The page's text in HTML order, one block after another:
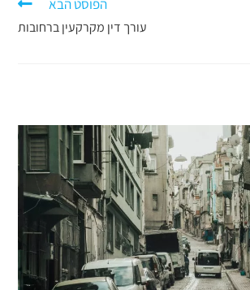
הפוסט הבא
עורך דין מקרקעין ברחובות